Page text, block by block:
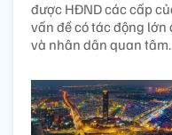
được HĐND các cấp
vấn đề có tác động
và nhân dân quan tâm.